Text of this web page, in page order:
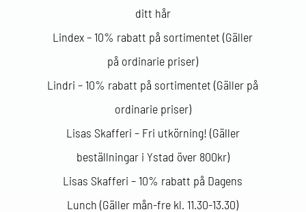
ditt hår
Lindex – 10% rabatt på sortimentet (Gäller
på ordinarie priser)
Lindri – 10% rabatt på sortimentet (Gäller på
ordinarie priser)
Lisas Skafferi – Fri utkörning! (Gäller
beställningar i Ystad över 800kr)
Lisas Skafferi – 10% rabatt på Dagens
Lunch (Gäller mån-fre kl. 11.30-13.30)